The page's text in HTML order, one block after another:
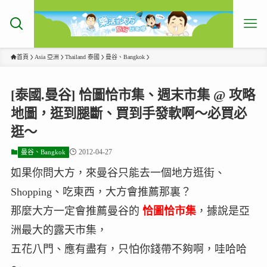
首頁 Asia 亞洲 Thailand 泰國 曼谷、Bangkok
[泰國.曼谷] 恰圖恰市集、週末市集 @ 攻略
地圖，逛到腿斷、買到手發軟啊～必買必
逛～
曼谷、Bangkok 2012-04-27
如果你問大方，來曼谷只能去一個地方逛街、
Shopping、吃東西，大方會推薦那裏？
那麼大方一定會推薦曼谷的 恰圖恰市集，據說是亞
洲最大的露天市集，
五花八門、應有盡有，只怕你錢帶不夠啊，哇哈哈